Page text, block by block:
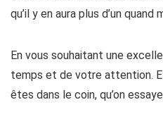
qu’il y en aura plus d’un quand
En vous souhaitant une
temps et de votre attention.
êtes dans le coin, qu’on